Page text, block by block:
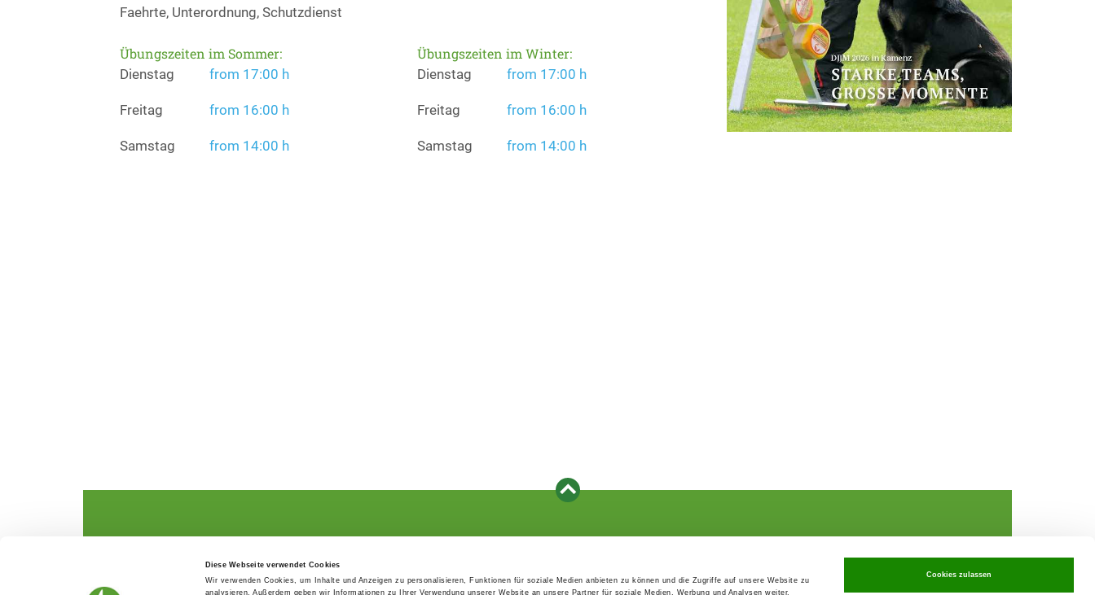
Diese Webseite verwendet Cookies
Wir verwenden Cookies, um Inhalte und Anzeigen zu personalisieren, Funktionen für soziale Medien anbieten zu können und die Zugriffe auf unsere Website zu
analysieren. Außerdem geben wir Informationen zu Ihrer Verwendung unserer Website an unsere Partner für soziale Medien, Werbung und Analysen weiter.
Cookies zulassen
Faehrte, Unterordnung, Schutzdienst
Übungszeiten im Sommer:
Dienstag from 17:00 h
Freitag from 16:00 h
Samstag from 14:00 h
Übungszeiten im Winter:
Dienstag from 17:00 h
Freitag from 16:00 h
Samstag from 14:00 h
Everything about the breed
Breeding and upbringing
Structur
SV magazine
Supra-regional events VDH/FCI
Paymentsystem